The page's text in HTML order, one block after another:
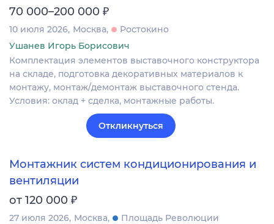
70 000–200 000 ₽
10 июля 2026 Москва
Ростокино
Ушанев Игорь Борисович
Комплектация элементов выставочного конструктора
на складе, подготовка декоративных материалов к
монтажу, монтаж/демонтаж выставочного стенда.
Условия: оклад + сделка, монтажные работы.
Откликнуться
Монтажник систем кондиционирования и
вентиляции
от 120 000 ₽
27 июля 2026 Москва
Площадь Революции